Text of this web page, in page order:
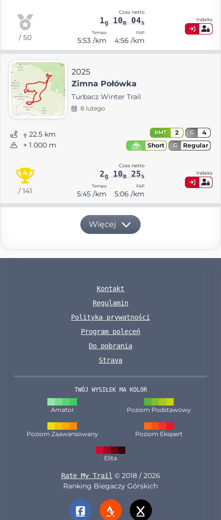
/ 50
Czas netto
1g10m04s
Tempo
5:53 /km
FAP
4:56 /km
Indeks
2025
Zimna Połówka
Turbacz Winter Trail
8 lutego
⨦ 22.5 km
+ 1 000 m
RMT 2 G
4
Short
G Regular
4
/ 141
Czas netto
2g10m25s
Tempo
5:45 /km
FAP
5:06 /km
Indeks
Więcej
Kontakt
Regulamin
Polityka prywatności
Program poleceń
Do pobrania
Strava
TWÓJ WYSIŁEK MA KOLOR
Amator Poziom Podstawowy
Poziom Zaawansowany Poziom Ekspert
Elita
Rate My Trail © 2018 / 2026
Ranking Biegaczy Górskich